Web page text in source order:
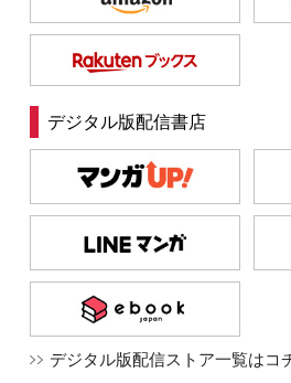
デジタル版配信書店
デジタル版配信ストア一覧はコ